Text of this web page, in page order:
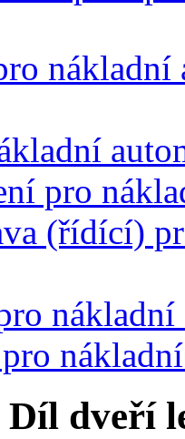
pro
(řídící)
Díl dveří